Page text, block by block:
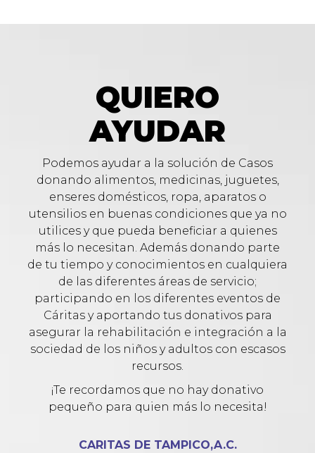
QUIERO
AYUDAR
Podemos ayudar a la solución de Casos
donando alimentos, medicinas, juguetes,
enseres domésticos, ropa, aparatos o
utensilios en buenas condiciones que ya no
utilices y que pueda beneficiar a quienes
más lo necesitan. Además donando parte
de tu tiempo y conocimientos en cualquiera
de las diferentes áreas de servicio;
participando en los diferentes eventos de
Cáritas y aportando tus donativos para
asegurar la rehabilitación e integración a la
sociedad de los niños y adultos con escasos
recursos.
¡Te recordamos que no hay donativo
pequeño para quien más lo necesita!
CARITAS DE TAMPICO,A.C.